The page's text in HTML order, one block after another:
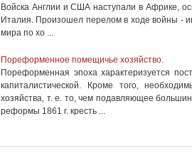
Войска Англии и США наступали в Африке,
Италия. Произошел перелом в ходе войны -
мира по хо ...
Пореформенное помещичье хозяйство.
Пореформенная эпоха характеризуется
капиталистической. Кроме того,
хозяйства, т. е. то, чем подавляющее
реформы 1861 г. кресть ...